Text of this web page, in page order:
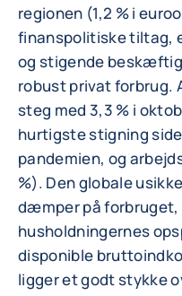
regionen (1,2 % i
finanspolitiske tiltag,
og stigende
robust privat
steg med 3,3 % i
hurtigste stigning
pandemien, og
%). Den globale
dæmper på
husholdningernes
disponible
ligger et godt stykke